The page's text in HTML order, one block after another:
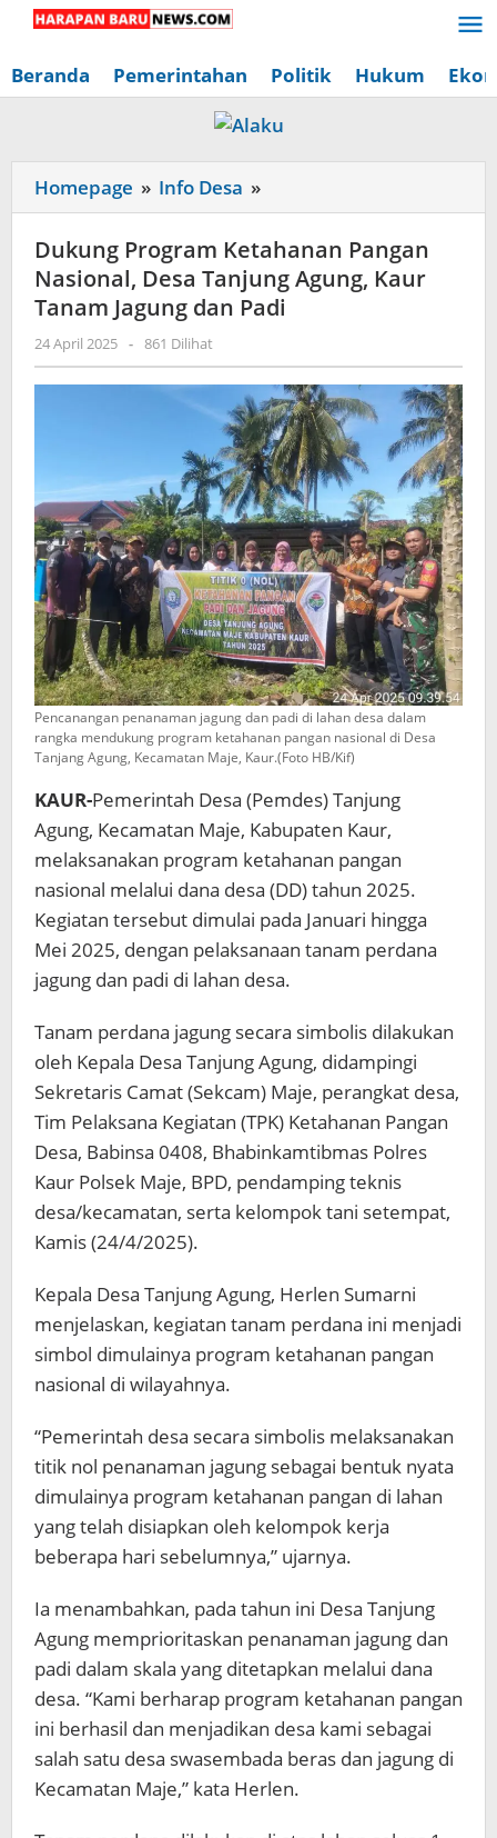
Lewati
konten
Beranda Pemerintahan Politik Hukum
Homepage » Info Desa »
Program
Ketahanan
Pangan
Nasional,
Agung,
Kaur
Tanam
Jagung
dan
Padi
Dukung Program Ketahanan Pangan
Nasional, Desa Tanjung Agung, Kaur
Tanam Jagung dan Padi
24 April 2025 oleh
Redaksi
Harapan
- 861 Dilihat
Pencanangan penanaman jagung dan padi di lahan desa dalam
rangka mendukung program ketahanan pangan nasional di Desa
Tanjang Agung, Kecamatan Maje, Kaur.(Foto HB/Kif)
KAUR-Pemerintah Desa (Pemdes) Tanjung
Agung, Kecamatan Maje, Kabupaten Kaur,
melaksanakan program ketahanan pangan
nasional melalui dana desa (DD) tahun 2025.
Kegiatan tersebut dimulai pada Januari hingga
Mei 2025, dengan pelaksanaan tanam perdana
jagung dan padi di lahan desa.
Tanam perdana jagung secara simbolis dilakukan
oleh Kepala Desa Tanjung Agung, didampingi
Sekretaris Camat (Sekcam) Maje, perangkat desa,
Tim Pelaksana Kegiatan (TPK) Ketahanan Pangan
Desa, Babinsa 0408, Bhabinkamtibmas Polres
Kaur Polsek Maje, BPD, pendamping teknis
desa/kecamatan, serta kelompok tani setempat,
Kamis (24/4/2025).
Kepala Desa Tanjung Agung, Herlen Sumarni
menjelaskan, kegiatan tanam perdana ini menjadi
simbol dimulainya program ketahanan pangan
nasional di wilayahnya.
“Pemerintah desa secara simbolis melaksanakan
titik nol penanaman jagung sebagai bentuk nyata
dimulainya program ketahanan pangan di lahan
yang telah disiapkan oleh kelompok kerja
beberapa hari sebelumnya,” ujarnya.
Ia menambahkan, pada tahun ini Desa Tanjung
Agung memprioritaskan penanaman jagung dan
padi dalam skala yang ditetapkan melalui dana
desa. “Kami berharap program ketahanan pangan
ini berhasil dan menjadikan desa kami sebagai
salah satu desa swasembada beras dan jagung di
Kecamatan Maje,” kata Herlen.